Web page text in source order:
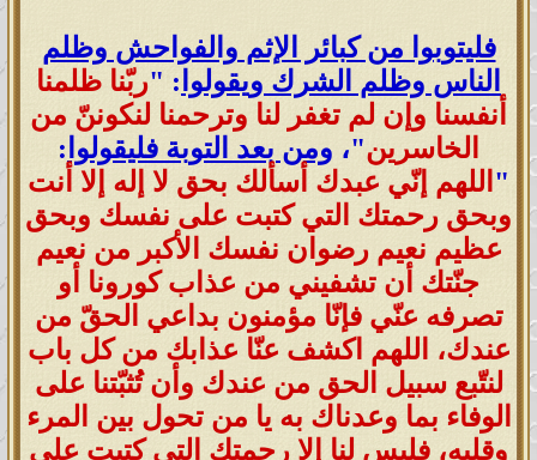
فليتوبوا من كبائر الإثم والفواحش وظلم
الناس وظلم الشرك ويقولوا :
"ربّنا ظلمنا
أنفسنا وإن لم تغفر لنا وترحمنا لنكوننّ من
الخاسرين"، ومن بعد التوبة فليقولوا :
" اللهم إنّي عبدك أسألك بحق لا إله إلا أنت
وبحق رحمتك التي كتبت على نفسك وبحق
عظيم نعيم رضوان نفسك الأكبر من نعيم
جنّتك أن تشفيني من عذاب كورونا أو
تصرفه عنّي فإنّا مؤمنون بداعي الحقّ من
عندك، اللهم اكشف عنّا عذابك من كل باب
لنتّبع سبيل الحق من عندك وأن تُثبّتنا على
الوفاء بما وعدناك به يا من تحول بين المرء
وقلبه، فليس لنا إلا رحمتك التي كتبت على